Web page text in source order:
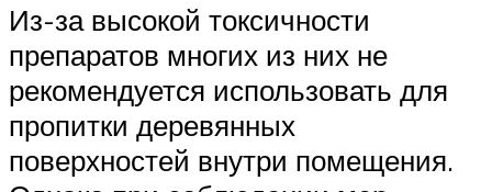
Из-за высокой токсичности
препаратов многих из них не
рекомендуется использовать для
пропитки деревянных
поверхностей внутри помещения.